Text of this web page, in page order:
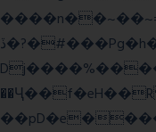
ڏ�?�#���Pg�h�ELB�